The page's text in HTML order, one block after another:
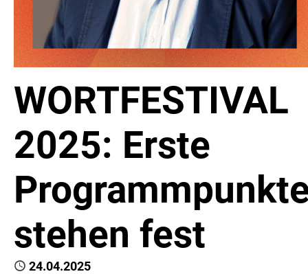
WORTFESTIVAL
2025: Erste
stehen fest
Published
24.04.2025